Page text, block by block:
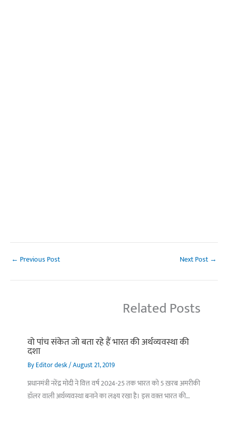
← Previous Post Next Post →
Related Posts
वो पांच संकेत जो बता रहे हैं भारत की अर्थव्यवस्था की
दशा
ByEditor desk/August 21, 2019
प्रधानमंत्री नरेंद्र मोदी ने वित्त वर्ष 2024-25 तक भारत को 5 ख़रब अमरीकी
डॉलर वाली अर्थव्यवस्था बनाने का लक्ष्य रखा है। इस वक़्त भारत की…